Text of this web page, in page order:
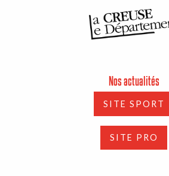
Nos actualités
SITE SPORT
SITE PRO